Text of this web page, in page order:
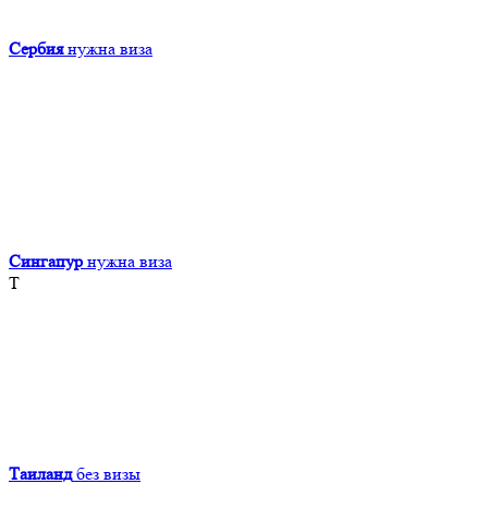
Сербия нужна виза
Сингапур нужна виза
Т
Таиланд без визы